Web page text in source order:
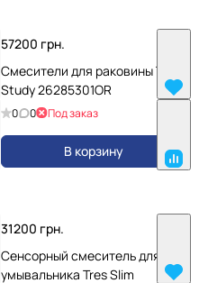
57200 грн.
Смесители для раковины Tres
Study 26285301OR
0 0 Под заказ
В корзину
31200 грн.
Сенсорный смеситель для
умывальника Tres Slim